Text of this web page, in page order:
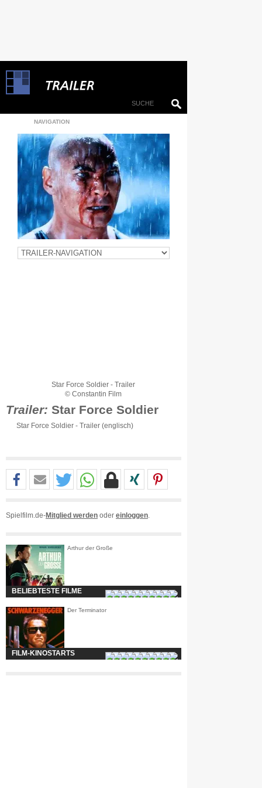
NAVIGATION
Star Force Soldier - Trailer
© Constantin Film
Trailer: Star Force Soldier
Star Force Soldier - Trailer (englisch)
Spielfilm.de-Mitglied werden oder einloggen
Arthur der Große
BELIEBTESTE FILME
Der Terminator
FILM-KINOSTARTS